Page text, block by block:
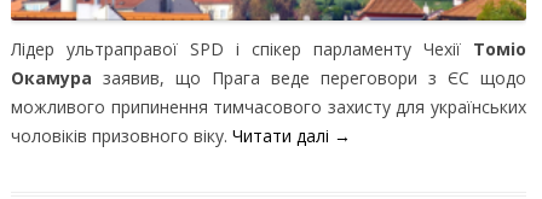
Лідер ультраправої SPD і спікер парламенту Чехії Томіо
Окамура заявив, що Прага веде переговори з ЄС щодо
можливого припинення тимчасового захисту для українських
чоловіків призовного віку. Читати далі →